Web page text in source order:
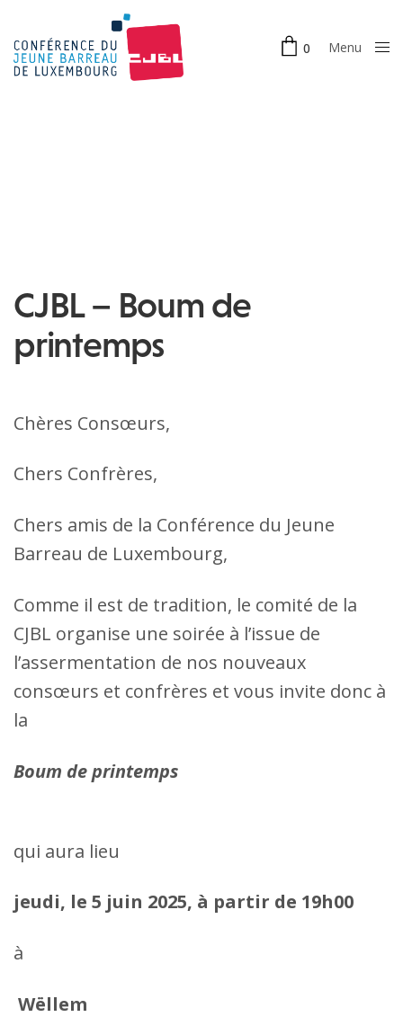
0 Menu
CJBL – Boum de
printemps
Chères Consœurs,
Chers Confrères,
Chers amis de la Conférence du Jeune
Barreau de Luxembourg,
Comme il est de tradition, le comité de la
CJBL organise une soirée à l’issue de
l’assermentation de nos nouveaux
consœurs et confrères et vous invite donc à
la
Boum de printemps
qui aura lieu
jeudi, le 5 juin 2025, à partir de 19h00
à
Wëllem